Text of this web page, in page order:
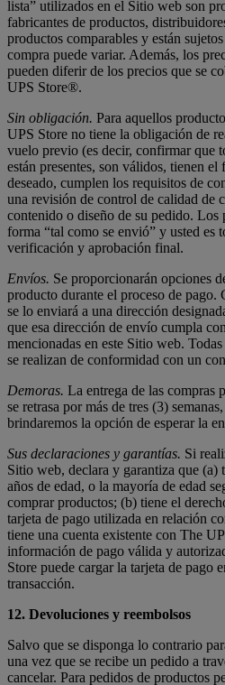
lista” utilizados en el Sitio web son
fabricantes de productos,
productos comparables y están
compra puede variar. Además, los
pueden diferir de los precios que se
UPS Store®.
Sin obligación. Para aquellos
UPS Store no tiene la obligación de
vuelo previo (es decir, confirmar que
están presentes, son válidos, tienen
deseado, cumplen los requisitos de
una revisión de control de calidad de
contenido o diseño de su pedido. Los
forma “tal como se envió” y usted es
verificación y aprobación final.
Envíos. Se proporcionarán opciones
producto durante el proceso de pago.
se lo enviará a una dirección
que esa dirección de envío cumpla
mencionadas en este Sitio web.
se realizan de conformidad con un
Demoras. La entrega de las compras
se retrasa por más de tres (3)
brindaremos la opción de esperar la
Sus declaraciones y garantías. Si
Sitio web, declara y garantiza que (a)
años de edad, o la mayoría de edad
comprar productos; (b) tiene el
tarjeta de pago utilizada en relación
tiene una cuenta existente con The
información de pago válida y
Store puede cargar la tarjeta de pago
transacción.
12. Devoluciones y reembolsos
Salvo que se disponga lo contrario
una vez que se recibe un pedido a
cancelar. Para pedidos de productos